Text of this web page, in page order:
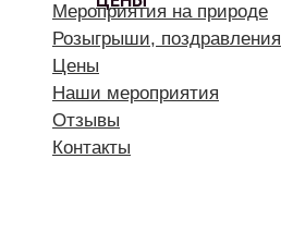
Мероприятия на природе
Розыгрыши, поздравления
Цены
Наши мероприятия
Отзывы
Контакты